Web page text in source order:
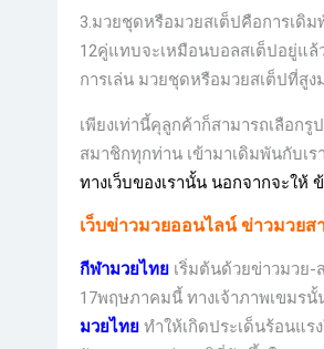
3.มวยชุดหรือมวยสเต็ปคือการเดิ
12คู่แทบจะเหมือนบอลสเต็ปอยู่แล้
การเล่น มวยชุดหรือมวยสเต็ปที่สู
เพียงเท่านี้คุลูกค้าก็สามารถเลือก
สมาชิกทุกท่าน เข้ามาเดิมพันกับเรา
ทางเว็บของเรานั้น นอกจากจะใ
เว็บข่าวมวยออนไลน์ ข่าวมวยส
กีฬามวยไทย เริ่มต้นด้วยข่าวมวย-
17พฤษภาคมนี้ ทางเจ้าภาพเขมร
มวยไทย ทำให้เกิดประเด็นร้อนแ